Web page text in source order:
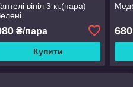
вініл 3 кг.(пара)
₴/пара
Купити
680